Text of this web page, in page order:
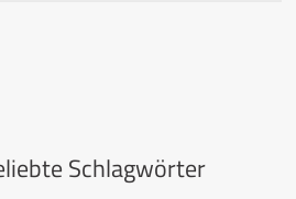
Schlagwörter